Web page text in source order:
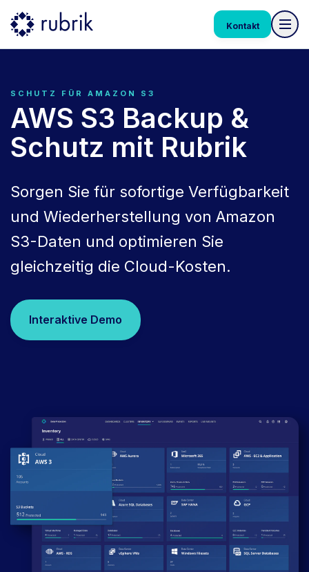
Kontakt
SCHUTZ FÜR AMAZON S3
AWS S3 Backup &
Schutz mit Rubrik
Sorgen Sie für sofortige Verfügbarkeit
und Wiederherstellung von Amazon
S3-Daten und optimieren Sie
gleichzeitig die Cloud-Kosten.
Interaktive Demo